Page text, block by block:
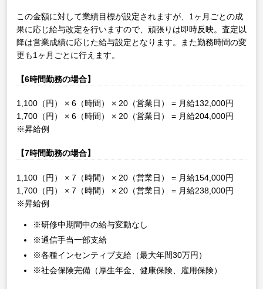
この金額に対して業績目標が設定されますが、1ヶ月ごとの成
果に応じ給与改定を行いますので、頑張りは即時反映。査定以
降は営業成績に応じた給与設定となります。また勤務時間の変
更も1ヶ月ごとに行えます。
【6時間勤務の場合】
1,100（円） × 6（時間） × 20（営業日） = 月給132,000円
1,700（円） × 6（時間） × 20（営業日） = 月給204,000円
※昇給例
【7時間勤務の場合】
1,100（円） × 7（時間） × 20（営業日） = 月給154,000円
1,700（円） × 7（時間） × 20（営業日） = 月給238,000円
※昇給例
※研修中期間中の給与変動なし
※通信手当一部支給
※各種インセンティブ支給（最大年間30万円）
※社会保険完備（厚生年金、健康保険、雇用保険）